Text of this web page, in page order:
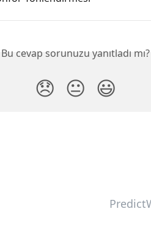
Bu cevap sorunuzu yanıtladı mı?
😞 😐 😃